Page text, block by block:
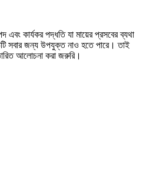
এবং কার্যকর পদ্ধতি যা মায়ের প্রসবের ব্যথা
সবার জন্য উপযুক্ত নাও হতে পারে। তাই
আলোচনা করা জরুরি।